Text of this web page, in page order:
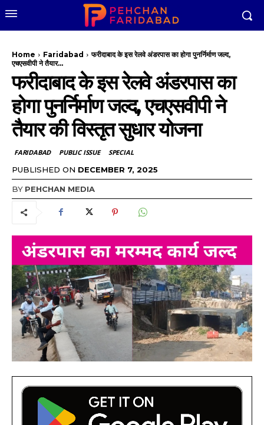
Home Faridabad
फरीदाबाद के इस रेलवे अंडरपास का होगा पुनर्निर्माण जल्द,
एचएसवीपी ने तैयार...
फरीदाबाद के इस रेलवे अंडरपास का
होगा पुनर्निर्माण जल्द, एचएसवीपी ने
तैयार की विस्तृत सुधार योजना
FARIDABAD PUBLIC ISSUE SPECIAL
PUBLISHED ON DECEMBER 7, 2025
BY PEHCHAN MEDIA